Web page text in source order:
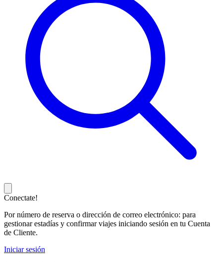
Conectate!
Por número de reserva o dirección de correo electrónico: para
gestionar estadías y confirmar viajes iniciando sesión en tu Cuenta
de Cliente.
Iniciar sesión